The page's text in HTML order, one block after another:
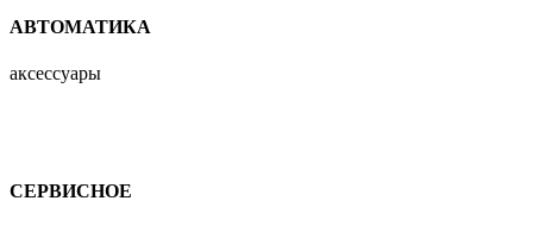
АВТОМАТИКА
аксессуары
СЕРВИСНОЕ